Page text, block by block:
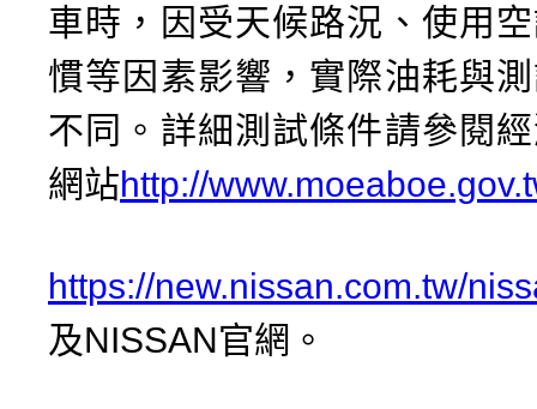
車時，因受天候路況、使用
慣等因素影響，實際油耗與
不同。詳細測試條件請參閱
網站http://
https://new.nissan.com.tw/
及NISSAN官網。